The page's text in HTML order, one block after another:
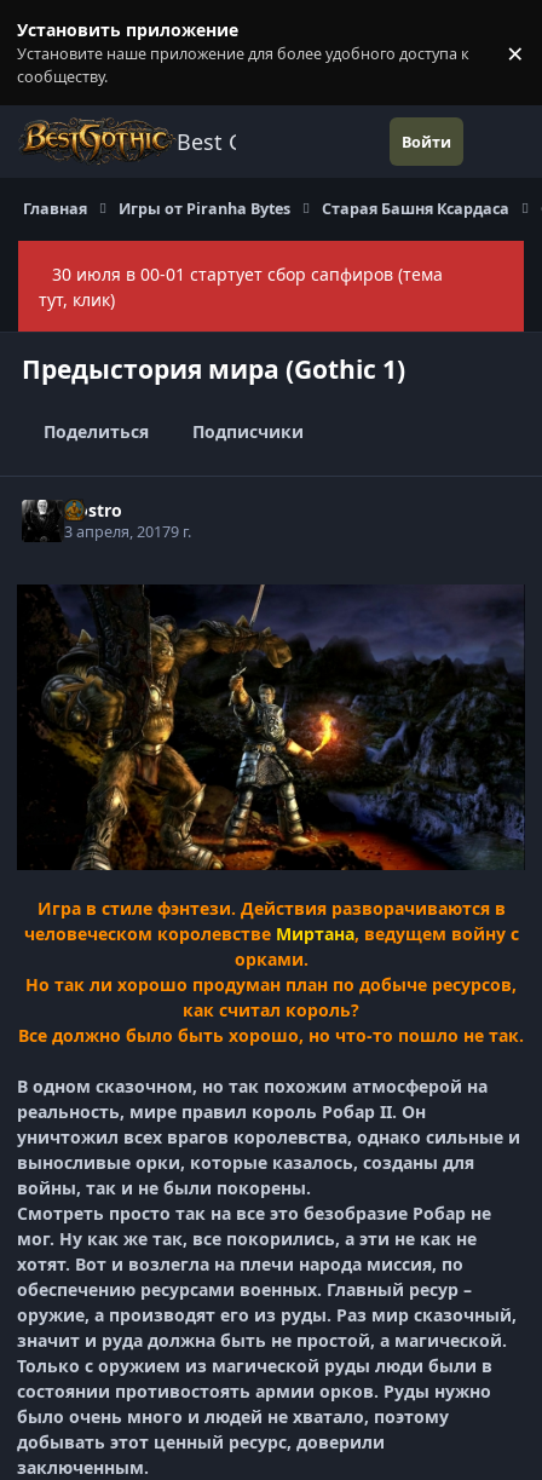
Установить приложение
Установите наше приложение для более удобного доступа к
сообществу.
×
Best Gothic Forums Войти
Главная Игры от Piranha Bytes Старая Башня Ксардаса
30 июля в 00-01 стартует сбор сапфиров (тема
тут, клик)
Предыстория мира (Gothic 1)
Поделиться Подписчики
Nostro
3 апреля, 20179 г.
Игра в стиле фэнтези. Действия разворачиваются в
человеческом королевстве Миртана, ведущем войну с
орками.
Но так ли хорошо продуман план по добыче ресурсов,
как считал король?
Все должно было быть хорошо, но что-то пошло не так.
В одном сказочном, но так похожим атмосферой на
реальность, мире правил король Робар II. Он
уничтожил всех врагов королевства, однако сильные и
выносливые орки, которые казалось, созданы для
войны, так и не были покорены.
Смотреть просто так на все это безобразие Робар не
мог. Ну как же так, все покорились, а эти не как не
хотят. Вот и возлегла на плечи народа миссия, по
обеспечению ресурсами военных. Главный ресур –
оружие, а производят его из руды. Раз мир сказочный,
значит и руда должна быть не простой, а магической.
Только с оружием из магической руды люди были в
состоянии противостоять армии орков. Руды нужно
было очень много и людей не хватало, поэтому
добывать этот ценный ресурс, доверили
заключенным.